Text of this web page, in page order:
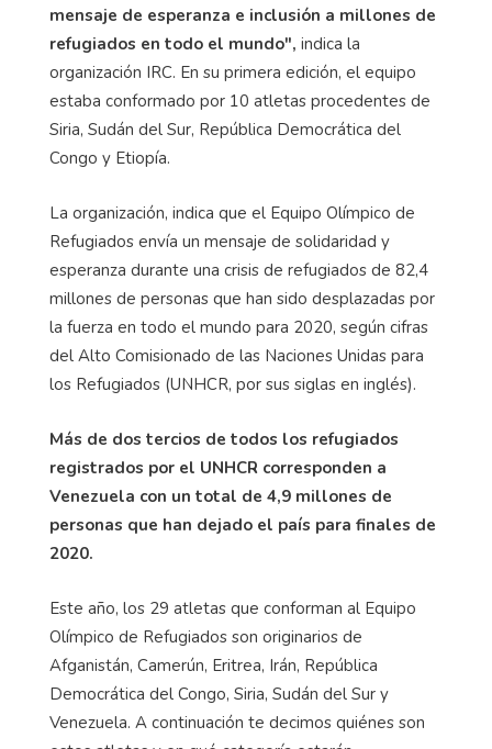
mensaje de esperanza e inclusión a millones de
refugiados en todo el mundo", indica la
organización IRC. En su primera edición, el equipo
estaba conformado por 10 atletas procedentes de
Siria, Sudán del Sur, República Democrática del
Congo y Etiopía.
La organización, indica que el Equipo Olímpico de
Refugiados envía un mensaje de solidaridad y
esperanza durante una crisis de refugiados de 82,4
millones de personas que han sido desplazadas por
la fuerza en todo el mundo para 2020, según cifras
del Alto Comisionado de las Naciones Unidas para
los Refugiados (UNHCR, por sus siglas en inglés).
Más de dos tercios de todos los refugiados
registrados por el UNHCR corresponden a
Venezuela con un total de 4,9 millones de
personas que han dejado el país para finales de
2020.
Este año, los 29 atletas que conforman al Equipo
Olímpico de Refugiados son originarios de
Afganistán, Camerún, Eritrea, Irán, República
Democrática del Congo, Siria, Sudán del Sur y
Venezuela. A continuación te decimos quiénes son